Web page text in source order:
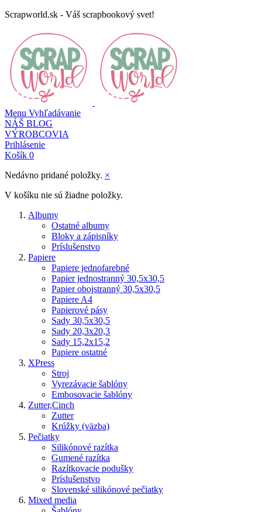
Scrapworld.sk - Váš scrapbookový svet!
Menu Vyhľadávanie
NÁŠ BLOG
VÝROBCOVIA
Prihlásenie
Košík 0
Nedávno pridané položky. ×
V košíku nie sú žiadne položky.
Albumy
Ostatné albumy
Bloky a zápisníky
Príslušenstvo
Papiere
Papiere jednofarebné
Papier jednostranný 30,5x30,5
Papier obojstranný 30,5x30,5
Papiere A4
Papierové pásy
Sady 30,5x30,5
Sady 20,3x20,3
Sady 15,2x15,2
Papiere ostatné
XPress
Stroj
Vyrezávacie šablóny
Embosovacie šablóny
Zutter,Cinch
Zutter
Krúžky (väzba)
Pečiatky
Silikónové razítka
Gumené razítka
Razítkovacie podušky
Príslušenstvo
Slovenské silikónové pečiatky
Mixed media